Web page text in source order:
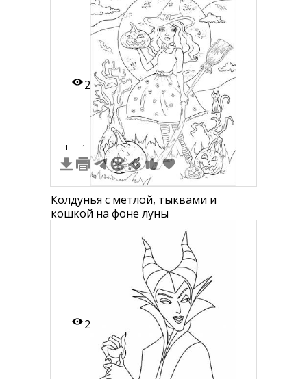
2
1 1
Колдунья с метлой, тыквами и
кошкой на фоне луны
2